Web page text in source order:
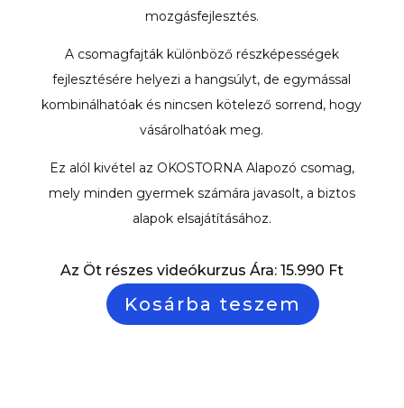
mozgásfejlesztés.
A csomagfajták különböző részképességek
fejlesztésére helyezi a hangsúlyt, de egymással
kombinálhatóak és nincsen kötelező sorrend, hogy
vásárolhatóak meg.
Ez alól kivétel az OKOSTORNA Alapozó csomag,
mely minden gyermek számára javasolt, a biztos
alapok elsajátításához.
Az Öt részes videókurzus Ára: 15.990 Ft
“OKOSTORNA”
Kosárba teszem